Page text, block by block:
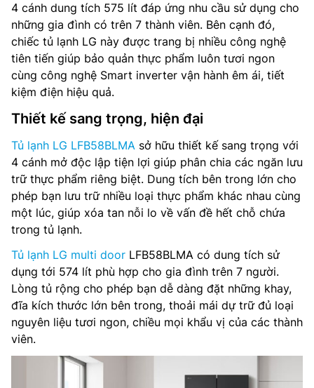
Công nghệ inverter: Smart Inverter
Công suất tiêu thụ công bố theo TCVN: 620 (kWh/năm)
Lấy nước và đá bên ngoài: Không
Làm đá tự động: Có
Ngăn đông mềm: Fresh Converter⁺™
Chất liệu cửa tủ: Thép đen nguyên bản
Công nghệ làm lạnh: Linear Cooling™, Door Cooling⁺™
Điều khiển: Điều khiển cảm ứng bên trong
Công nghệ khử mùi: Hygiene Fresh⁺™
Nguồn điện: 220-240V, 50-60Hz
Kích thước tủ(RxSxC): 835 x 736 x 1777 mm
Trọng lượng : 102 kg
4 cánh dung tích 575 lít đáp ứng nhu cầu sử dụng cho
những gia đình có trên 7 thành viên. Bên cạnh đó,
chiếc tủ lạnh LG này được trang bị nhiều công nghệ
tiên tiến giúp bảo quản thực phẩm luôn tươi ngon
cùng công nghệ Smart inverter vận hành êm ái, tiết
kiệm điện hiệu quả.
Thiết kế sang trọng, hiện đại
Tủ lạnh LG LFB58BLMA sở hữu thiết kế sang trọng với
4 cánh mở độc lập tiện lợi giúp phân chia các ngăn lưu
trữ thực phẩm riêng biệt. Dung tích bên trong lớn cho
phép bạn lưu trữ nhiều loại thực phẩm khác nhau cùng
một lúc, giúp xóa tan nỗi lo về vấn đề hết chỗ chứa
trong tủ lạnh.
Tủ lạnh LG multi door LFB58BLMA có dung tích sử
dụng tới 574 lít phù hợp cho gia đình trên 7 người.
Lòng tủ rộng cho phép bạn dễ dàng đặt những khay,
đĩa kích thước lớn bên trong, thoải mái dự trữ đủ loại
nguyên liệu tươi ngon, chiều mọi khẩu vị của các thành
viên.